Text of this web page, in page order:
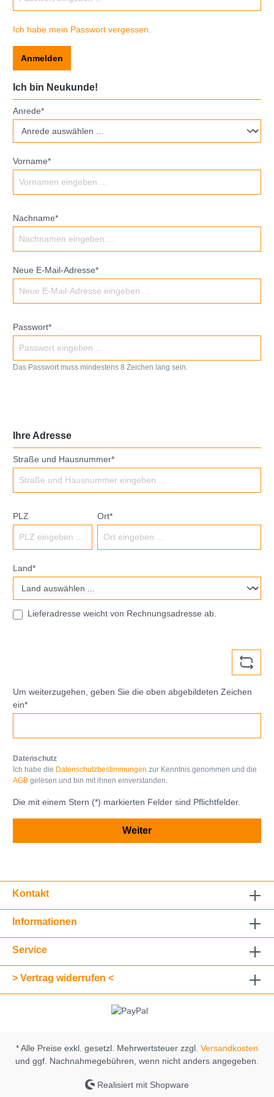
Ich habe mein Passwort vergessen.
Anmelden
Ich bin Neukunde!
Anrede*
Vorname*
Nachname*
Neue E-Mail-Adresse*
Passwort*
Das Passwort muss mindestens 8 Zeichen lang sein.
Ihre Adresse
Straße und Hausnummer*
PLZ Ort*
Land*
Lieferadresse weicht von Rechnungsadresse ab.
Um weiterzugehen, geben Sie die oben abgebildeten Zeichen
ein*
Datenschutz
Ich habe die Datenschutzbestimmungen zur Kenntnis genommen und die
AGB gelesen und bin mit ihnen einverstanden.
Die mit einem Stern (*) markierten Felder sind Pflichtfelder.
Weiter
Kontakt
Informationen
Service
> Vertrag widerrufen <
* Alle Preise exkl. gesetzl. Mehrwertsteuer zzgl. Versandkosten
und ggf. Nachnahmegebühren, wenn nicht anders angegeben.
Realisiert mit Shopware